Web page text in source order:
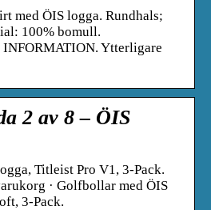
med ÖIS logga. Rundhals;
100% bomull.
Ytterligare
2 av 8 – ÖIS
Titleist Pro V1, 3-Pack.
· Golfbollar med ÖIS
3-Pack.